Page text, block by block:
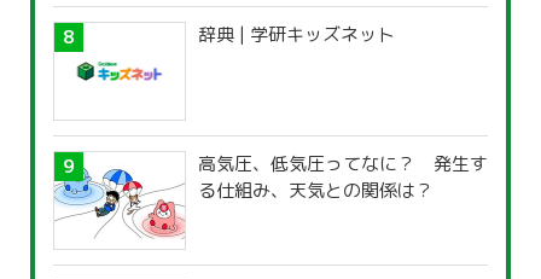
辞典 | 学研キッズネット
高気圧、低気圧ってなに？ 発生す
る仕組み、天気との関係は？